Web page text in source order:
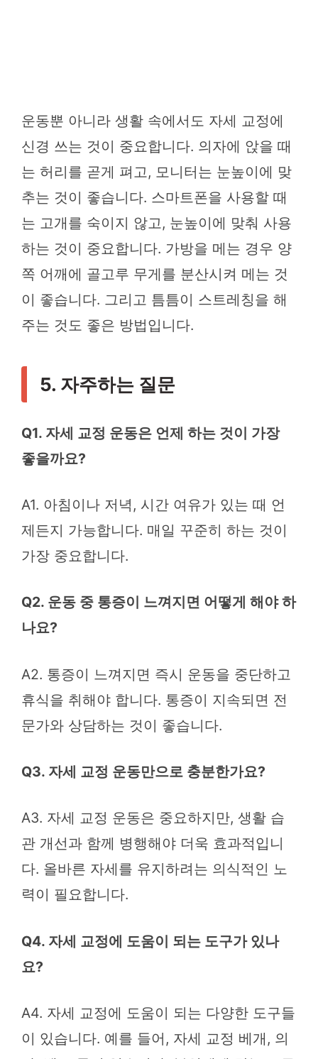
운동뿐 아니라 생활 속에서도 자세 교정에
신경 쓰는 것이 중요합니다. 의자에 앉을 때
는 허리를 곧게 펴고, 모니터는 눈높이에 맞
추는 것이 좋습니다. 스마트폰을 사용할 때
는 고개를 숙이지 않고, 눈높이에 맞춰 사용
하는 것이 중요합니다. 가방을 메는 경우 양
쪽 어깨에 골고루 무게를 분산시켜 메는 것
이 좋습니다. 그리고 틈틈이 스트레칭을 해
주는 것도 좋은 방법입니다.
5. 자주하는 질문
Q1. 자세 교정 운동은 언제 하는 것이 가장
좋을까요?
A1. 아침이나 저녁, 시간 여유가 있는 때 언
제든지 가능합니다. 매일 꾸준히 하는 것이
가장 중요합니다.
Q2. 운동 중 통증이 느껴지면 어떻게 해야 하
나요?
A2. 통증이 느껴지면 즉시 운동을 중단하고
휴식을 취해야 합니다. 통증이 지속되면 전
문가와 상담하는 것이 좋습니다.
Q3. 자세 교정 운동만으로 충분한가요?
A3. 자세 교정 운동은 중요하지만, 생활 습
관 개선과 함께 병행해야 더욱 효과적입니
다. 올바른 자세를 유지하려는 의식적인 노
력이 필요합니다.
Q4. 자세 교정에 도움이 되는 도구가 있나
요?
A4. 자세 교정에 도움이 되는 다양한 도구들
이 있습니다. 예를 들어, 자세 교정 베개, 의